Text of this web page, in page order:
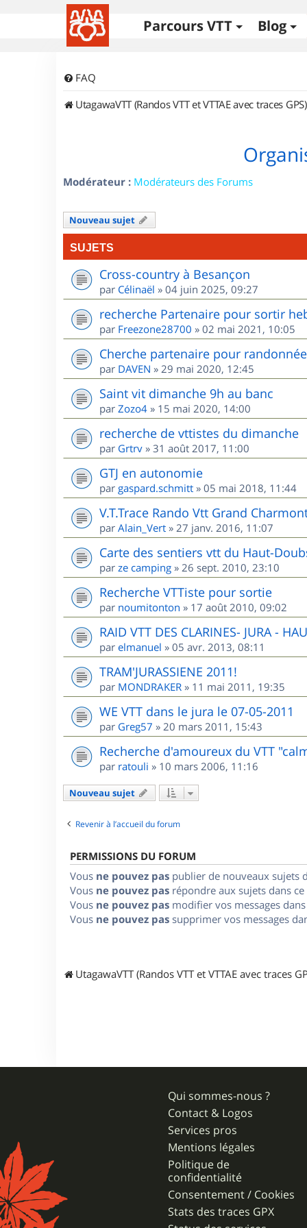
Parcours VTT Blog
FAQ
UtagawaVTT (Randos VTT et VTTAE avec traces GPS)
Modérateur : Modérateurs des Forums
Nouveau sujet
SUJETS
Cross-country à Besançon
par Célinaël » 04 juin 2025, 09:27
recherche Partenaire pour sortir
par Freezone28700 » 02 mai 2021, 10:05
Cherche partenaire pour
par DAVEN » 29 mai 2020, 12:45
Saint vit dimanche 9h au banc
par Zozo4 » 15 mai 2020, 14:00
recherche de vttistes du dimanche
par Grtrv » 31 août 2017, 11:00
GTJ en autonomie
par gaspard.schmitt » 05 mai 2018, 11:44
V.T.Trace Rando Vtt Grand
par Alain_Vert » 27 janv. 2016, 11:07
Carte des sentiers vtt du Haut-
par ze camping » 26 sept. 2010, 23:10
Recherche VTTiste pour sortie
par noumitonton » 17 août 2010, 09:02
RAID VTT DES CLARINES- JURA -
par elmanuel » 05 avr. 2013, 08:11
TRAM'JURASSIENE 2011!
par MONDRAKER » 11 mai 2011, 19:35
WE VTT dans le jura le 07-05-2011
par Greg57 » 20 mars 2011, 15:43
Recherche d'amoureux du VTT
par ratouli » 10 mars 2006, 11:16
Nouveau sujet
Revenir à l’accueil du forum
PERMISSIONS DU FORUM
Vous ne pouvez pas publier de nouveaux sujets
Vous ne pouvez pas répondre aux sujets dans
Vous ne pouvez pas modifier vos messages
Vous ne pouvez pas supprimer vos messages
UtagawaVTT (Randos VTT et VTTAE avec traces
Qui sommes-nous ?
Contact & Logos
Services pros
Mentions légales
Politique de
confidentialité
Consentement / Cookies
Stats des traces GPX